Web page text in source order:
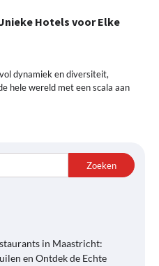
Hotels voor Elke
dynamiek en diversiteit,
hele wereld met een scala aan
Zoeken
in Maastricht:
en Ontdek de Echte